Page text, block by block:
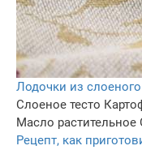
Лодочки из слоеного
Слоеное тесто
Масло растительное
Рецепт, как